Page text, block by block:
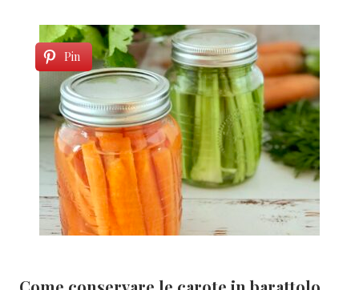
Pin